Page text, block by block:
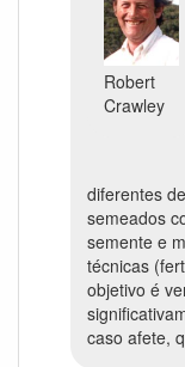
Robert
Crawley
diferentes
semeados
semente e
técnicas
objetivo é
caso afete,